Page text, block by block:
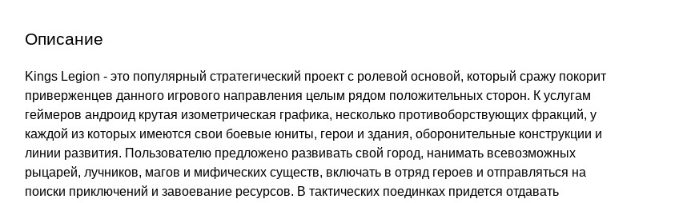
Описание
Kings Legion - это популярный стратегический проект с ролевой основой, который сражу покорит
приверженцев данного игрового направления целым рядом положительных сторон. К услугам
геймеров андроид крутая изометрическая графика, несколько противоборствующих фракций, у
каждой из которых имеются свои боевые юниты, герои и здания, оборонительные конструкции и
линии развития. Пользователю предложено развивать свой город, нанимать всевозможных
рыцарей, лучников, магов и мифических существ, включать в отряд героев и отправляться на
поиски приключений и завоевание ресурсов. В тактических поединках придется отдавать